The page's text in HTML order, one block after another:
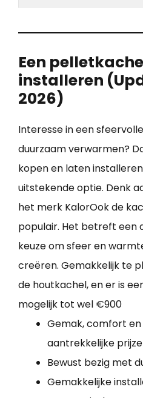
Een
installeren
2026)
Interesse in een
duurzaam verwarmen?
kopen en laten
uitstekende optie. Denk
het merk KalorOok de
populair. Het betreft een
keuze om sfeer en
creëren. Gemakkelijk te
de houtkachel, en er is
mogelijk tot wel €900
Gemak, comfort
aantrekkelijke
Bewust bezig met
Gemakkelijke